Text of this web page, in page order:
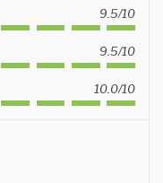
9.5/10
9.5/10
10.0/10